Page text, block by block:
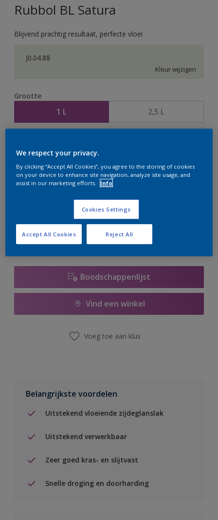
Rubbol BL Satura
Blijvend prachtig resultaat, perfecte vloei
J0.04.88
Kleur wijzigen
Grootte
1 L 2,5 L
er hard aan om de voorraad aan te vullen.
Boodschappenlijst
Vind een winkel
Voeg toe aan klus
Belangrijkste voordelen
Uitstekend vloeiende zijdeglanslak
Uitstekend verwerkbaar
Zeer goed kras- en slijtvast
Snelle droging en doorharding
We respect your privacy.
By clicking “Accept All Cookies”, you agree to the storing of cookies
on your device to enhance site navigation, analyze site usage, and
assist in our marketing efforts.
Info
Cookies Settings
Reject All
Accept All Cookies